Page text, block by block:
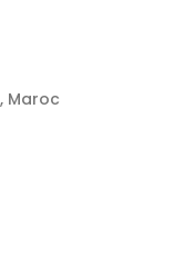
Maroc